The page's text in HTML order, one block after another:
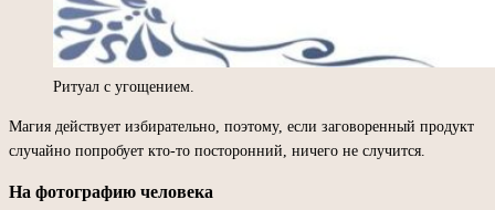
Ритуал с угощением.
Магия действует избирательно, поэтому, если заговоренный продукт
случайно попробует кто-то посторонний, ничего не случится.
На фотографию человека